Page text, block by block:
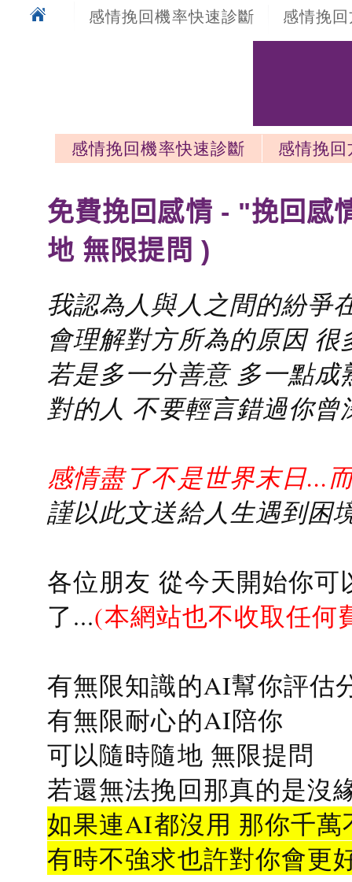
感情挽回機率快速診斷 感情挽
感情挽回機率快速診斷
感情挽
免費挽回感情 - "挽回感
地 無限提問 )
我認為人與人之間的紛爭
會理解對方所為的原因
若是多一分善意 多一點
對的人 不要輕言錯過你曾
感情盡了不是世界末日...
謹以此文送給人生遇到困
各位朋友 從今天開始你
了...(本網站也不收取任何
有無限知識的AI幫你評估
有無限耐心的AI陪你
可以隨時隨地 無限提問
若還無法挽回那真的是沒
如果連AI都沒用 那你千
有時不強求也許對你會更